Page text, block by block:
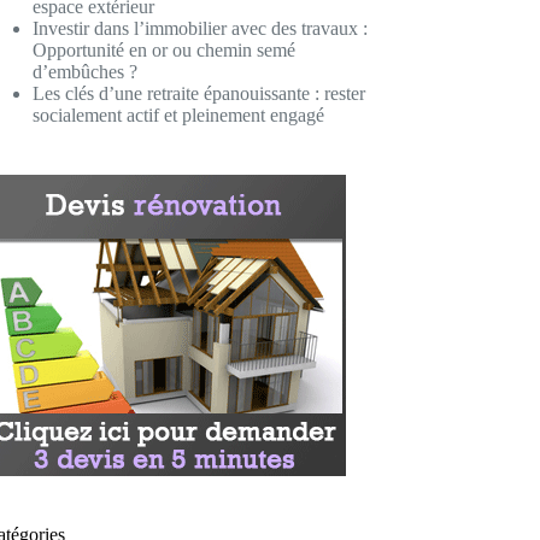
espace extérieur
Investir dans l’immobilier avec des travaux :
Opportunité en or ou chemin semé
d’embûches ?
Les clés d’une retraite épanouissante : rester
socialement actif et pleinement engagé